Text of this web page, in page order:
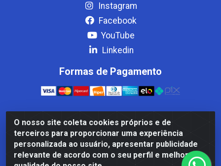
O nosso site coleta cookies próprios e de
terceiros para proporcionar uma experiência
personalizada ao usuário, apresentar publicidade
relevante de acordo com o seu perfil e melhorar a
Instagram
Facebook
YouTube
Linkedin
Formas de Pagamento
Casa Cardão LTDA - Av. Amaral Peixoto, 910 - Afonso
ArinosCom, Levy Gasparian/RJ - CEP 25.875-000 - CNPJ
32.287.542/0001-83